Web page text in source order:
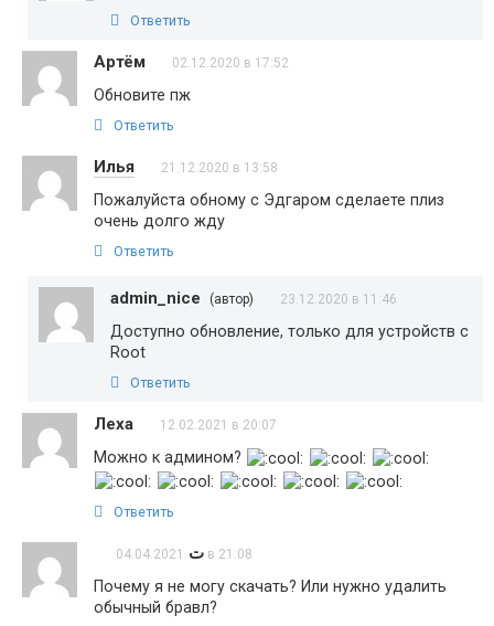
Ответить
Артём 02.12.2020 в 17:52
Обновите пж
Ответить
Илья 21.12.2020 в 13:58
Пожалуйста обному с Эдгаром сделаете плиз
очень долго жду
Ответить
admin_nice (автор) 23.12.2020 в 11:46
Доступно обновление, только для устройств с
Root
Ответить
Леха 12.02.2021 в 20:07
Можно к админом?
Ответить
ت 04.04.2021 в 21:08
Почему я не могу скачать? Или нужно удалить
обычный бравл?